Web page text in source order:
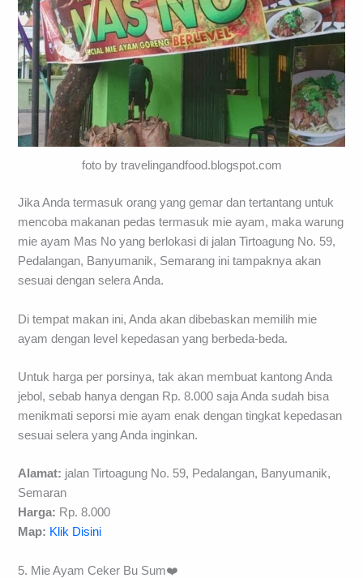
foto by travelingandfood.blogspot.com
Jika Anda termasuk orang yang gemar dan tertantang untuk
mencoba makanan pedas termasuk mie ayam, maka warung
mie ayam Mas No yang berlokasi di jalan Tirtoagung No. 59,
Pedalangan, Banyumanik, Semarang ini tampaknya akan
sesuai dengan selera Anda.
Di tempat makan ini, Anda akan dibebaskan memilih mie
ayam dengan level kepedasan yang berbeda-beda.
Untuk harga per porsinya, tak akan membuat kantong Anda
jebol, sebab hanya dengan Rp. 8.000 saja Anda sudah bisa
menikmati seporsi mie ayam enak dengan tingkat kepedasan
sesuai selera yang Anda inginkan.
Alamat: jalan Tirtoagung No. 59, Pedalangan, Banyumanik,
Semaran
Harga: Rp. 8.000
Map: Klik Disini
5. Mie Ayam Ceker Bu Sum❤️